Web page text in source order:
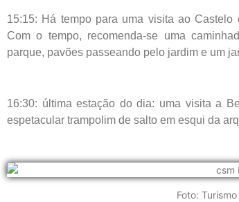
15:15: Há tempo para uma visita ao Castelo
Com o tempo, recomenda-se uma
parque, pavões passeando pelo jardim e um
16:30: última estação do dia: uma visita a
espetacular trampolim de salto em esqui da
Foto: